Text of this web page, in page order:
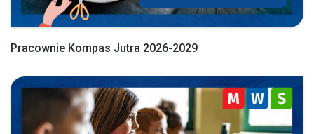
Pracownie Kompas Jutra 2026-2029